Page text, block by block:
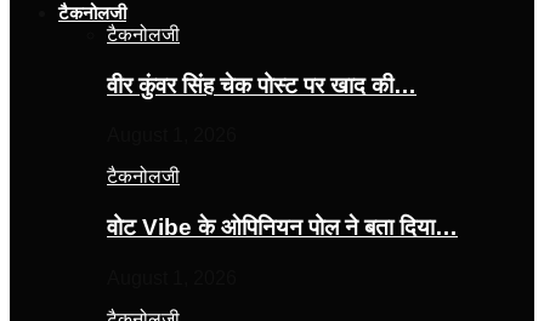
टैकनोलजी
टैकनोलजी
वीर कुंवर सिंह चेक पोस्ट पर खाद की…
टैकनोलजी
वोट Vibe के ओपिनियन पोल ने बता दिया…